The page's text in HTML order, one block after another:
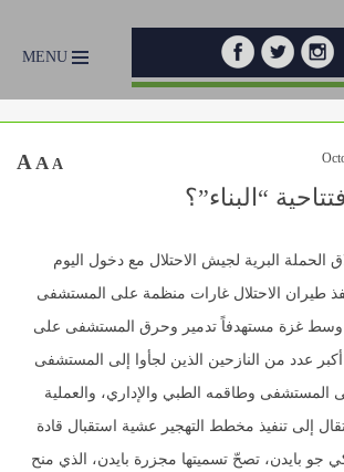
MENU
A A A
“البناء”؟
الحملة البرية لجيش الاحتلال مع دخول اليوم
طيران الاحتلال غارات منظمة على المستشفى
وسط غزة مستهدفاً تدمير وحرق المستشفى على
عدد من النازحين الذين لجأوا إلى المستشفى
المستشفى وطاقمه الطبي والإداري، والعملية
إلى تنفيذ مخطط التهجير عشية استقبال قادة
جو بايدن، تصحّ تسميتها مجزرة بايدن، الذي منح